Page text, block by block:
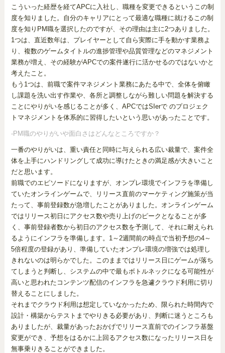
こういった経歴を経てAPCに入社し、職種を変更できるというこの制
度を知りました。自分のキャリアにとって最適な職種に就けるこの制
度を知りPM職を選択したのですが、その理由は主に2つありました。
1つは、直近数年は、プレイヤーとして自ら実際に手を動かす業務よ
り、複数のゲームタイトルの進捗管理や品質管理などのマネジメント
業務が増え、その経験がAPCでの案件遂行に活かせるのではないかと
考えたこと。
もう1つは、前職で案件マネジメント業務にあたる中で、全体を俯瞰
し課題を洗い出す作業や、各所と調整しながら難しい問題を解決する
ことにやりがいを感じることが多く、APCではSIerで のプロジェク
トマネジメントを体系的に習得したいという思いがあったことです。
-PM職のやりがいや面白さはどんなところですか？
一番のやりがいは、重い責任と同時に与えられる広い裁量で、案件全
体を上手にハンドリングして成功に導けたときの満足感が大きいこと
だと思います。
前職でのエピソードになりますが、オンプレ環境でインフラを準備し
ていたオンラインゲームで、リリース直前のマーケティング施策が当
たって、事前登録数が急増したことがありました。オンラインゲーム
ではリリース初日にアクセス数や売り上げのピークとなることが多
く、事前登録者数から初日のアクセス数を予測して、それに耐えられ
るようにインフラを準備します。1～2週間前の時点で当初予想の4～
5倍程度の登録があり、準備していたオンプレ環境の増強では処理し
きれないのは明らかでした。このままではリリース日にゲームが落ち
てしまうと判断し、システムの中で最もボトルネックになる可能性が
高いと思われたコンテンツ配信のインフラを急遽クラウド利用に切り
替えることにしました。
それまでクラウド利用は想定していなかったため、限られた時間内で
設計・構築からテストまでやりきる必要があり、判断に迷うところも
ありましたが、裁量があったおかげでリリース直前でのインフラ基盤
変更ができ、予想をはるかに上回るアクセス数になったリリース日を
無事乗りきることができました。